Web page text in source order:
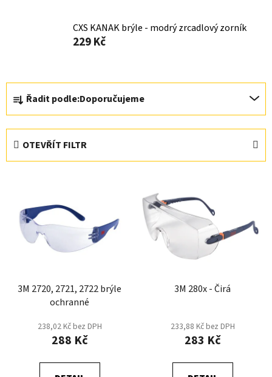
CXS KANAK brýle - modrý zrcadlový zorník
229 Kč
z
Řadit podle:Doporučujeme
OTEVŘÍT FILTR
3M 2720, 2721, 2722 brýle
ochranné
238,02 Kč bez DPH
288 Kč
3M 280x - Čirá
233,88 Kč bez DPH
283 Kč